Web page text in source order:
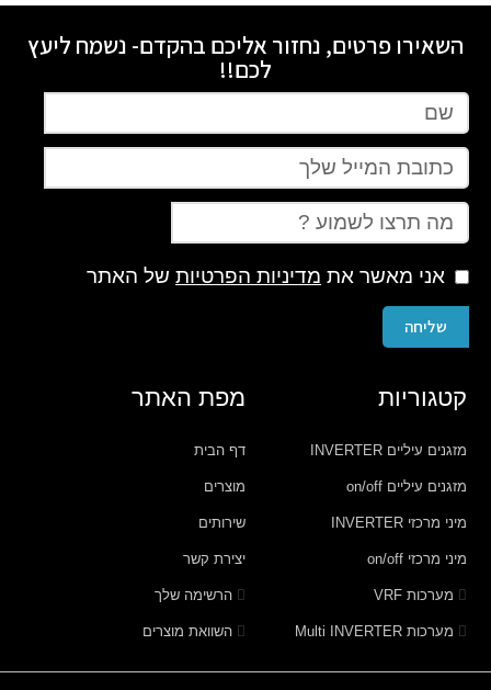
השאירו פרטים, נחזור אליכם בהקדם- נשמח ליעץ
לכם!!
אני מאשר את מדיניות הפרטיות של האתר
שליחה
קטגוריות
מזגנים עיליים INVERTER
מזגנים עיליים on/off
מיני מרכזי INVERTER
מיני מרכזי on/off
מערכות VRF
מערכות Multi INVERTER
מפת האתר
דף הבית
מוצרים
שירותים
יצירת קשר
הרשימה שלך
השוואת מוצרים